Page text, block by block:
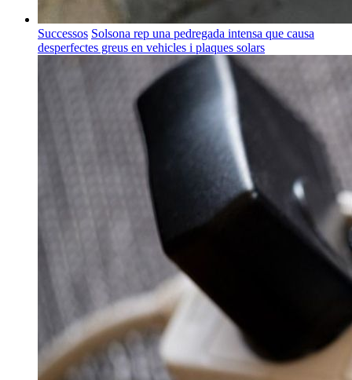
Successos Solsona rep una pedregada intensa que causa
desperfectes greus en vehicles i plaques solars